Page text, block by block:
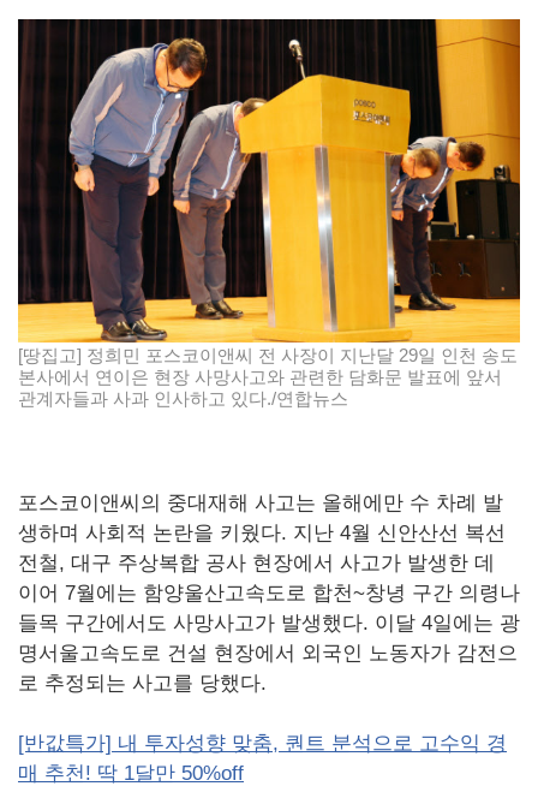
[땅집고] 정희민 포스코이앤씨 전 사장이 지난달 29일 인천 송도
본사에서 연이은 현장 사망사고와 관련한 담화문 발표에 앞서
관계자들과 사과 인사하고 있다./연합뉴스
포스코이앤씨의 중대재해 사고는 올해에만 수 차례 발
생하며 사회적 논란을 키웠다. 지난 4월 신안산선 복선
전철, 대구 주상복합 공사 현장에서 사고가 발생한 데
이어 7월에는 함양울산고속도로 합천~창녕 구간 의령나
들목 구간에서도 사망사고가 발생했다. 이달 4일에는 광
명서울고속도로 건설 현장에서 외국인 노동자가 감전으
로 추정되는 사고를 당했다.
[반값특가] 내 투자성향 맞춤, 퀀트 분석으로 고수익 경
매 추천! 딱 1달만 50%off